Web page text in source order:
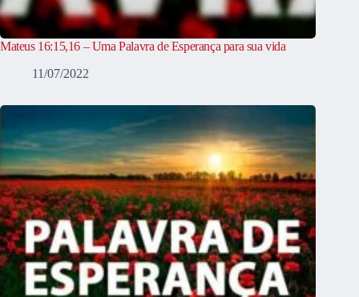
Mateus 16:15,16 – Uma Palavra de Esperança para sua vida
11/07/2022